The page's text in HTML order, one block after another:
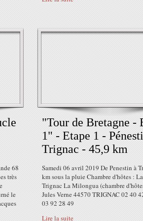
68
très
le
"Tour de Bretagne -
1" - Etape 1 -
Trignac - 45,9 km
Samedi 06 avril 2019 De Penestin à
km sous la pluie Chambre d'hôtes :
Trignac La Milongua (chambre
Jules Verne 44570 TRIGNAC 02 40
03 92 28 49
Lire la suite